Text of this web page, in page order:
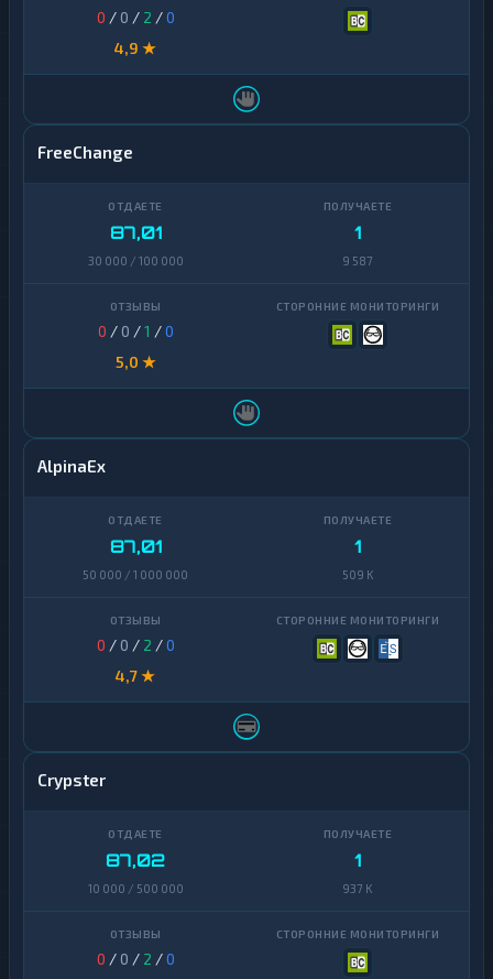
0 / 0 / 2 /0
4,9 ★
FreeChange
87,01
30 000 / 100 000
1
9 587
0 / 0 /1 /0
5,0 ★
AlpinaEx
87,01
50 000 / 1 000 000
1
509 K
0 / 0 / 2 /0
4,7 ★
Crypster
87,02
10 000 / 500 000
1
937 K
0 / 0 / 2 /0